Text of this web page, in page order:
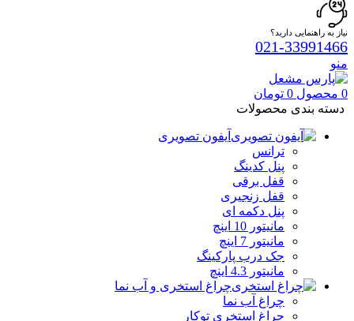
نیاز به راهنمایی دارید؟
021-33991466
منو
0 محصول 0 تومان
دسته بندی محصولات
آیفون تصویری
ترانس
پنل کدینگ
قفل برقی
قفل زنجیری
پنل دکمه‌ ای
مانیتور 10 اینچ
مانیتور 7 اینچ
جک درب پارکینگ
مانیتور 4.3 اینچ
چراغ استخری و آب نما
چراغ آب نما
چراغ استخری توکار